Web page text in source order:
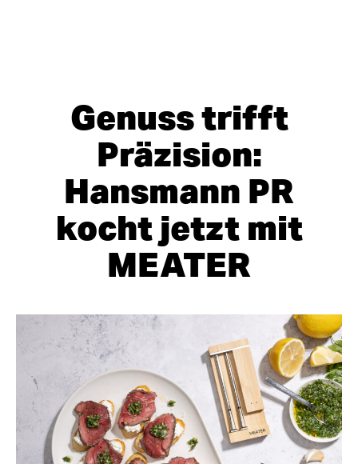
Genuss trifft
Präzision:
Hansmann PR
kocht jetzt mit
MEATER